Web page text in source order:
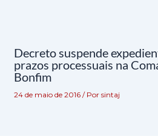
Decreto suspende
prazos processuais na
Bonfim
24 de maio de 2016 / Por sintaj